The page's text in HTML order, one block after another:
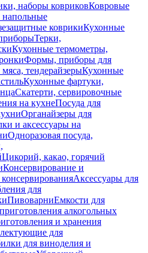
наборы ковриковКовровые
коврикиКухонные
Терки,
Кухонные термометры,
Формы, приборы для
тендерайзерыКухонные
Кухонные фартуки,
Скатерти, сервировочные
на кухнеПосуда для
Органайзеры для
и аксессуары на
Одноразовая посуда,
Цикорий, какао, горячий
Консервирование и
Аксессуары для
для
ПивоварниЕмкости для
алкогольных
и хранения
для
для виноделия и